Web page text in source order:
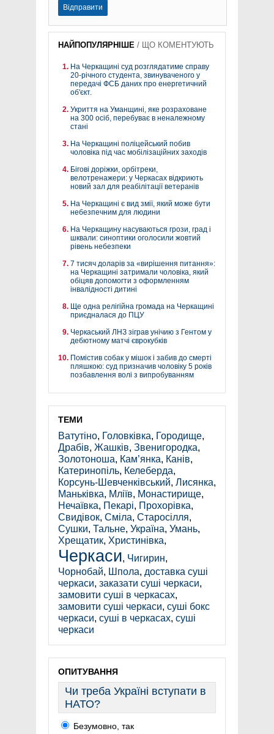
Відправити
НАЙПОПУЛЯРНІШЕ / ЩО КОМЕНТУЮТЬ
На Черкащині суд розглядатиме справу
20-річного студента, звинуваченого у
передачі ФСБ даних про енергетичний
об'єкт.
Укриття на Уманщині, яке розраховане
на 300 осіб, перебуває в неналежному
стані
На Черкащині поліцейський побив
чоловіка під час мобілізаційних заходів
Бігові доріжки, орбітреки,
велотренажери: у Черкасах відкриють
новий зал для реабілітації ветеранів
На Черкащині є вид змії, який може бути
небезпечним для людини
На Черкащину насуваються грози, град і
шквали: синоптики оголосили жовтий
рівень небезпеки
7 тисяч доларів за «вирішення питання»:
на Черкащині затримали чоловіка, який
обіцяв допомогти з оформленням
інвалідності дитині
Ще одна релігійна громада на Черкащині
приєдналася до ПЦУ
Черкаський ЛНЗ зіграв унічию з Гентом у
дебютному матчі єврокубків
Помістив собак у мішок і забив до смерті
пляшкою: суд призначив чоловіку 5 років
позбавлення волі з випробуванням
ТЕМИ
Ватутіно, Головківка, Городище,
Драбів, Жашків, Звенигородка,
Золотоноша, Кам’янка, Канів,
Катеринопіль, Келеберда,
Корсунь-Шевченківський, Лисянка,
Маньківка, Мліїв, Монастирище,
Нечаївка, Пекарі, Прохорівка,
Свидівок, Сміла, Старосілля,
Сушки, Тальне, Україна, Умань,
Хрещатик, Христинівка,
Черкаси, Чигирин,
Чорнобай, Шпола, доставка суші
черкаси, заказати суші черкаси,
замовити суші в черкасах,
замовити суші черкаси, суші бокс
черкаси, суші в черкасах, суші
черкаси
ОПИТУВАННЯ
Чи треба Україні вступати в
НАТО?
Безумовно, так